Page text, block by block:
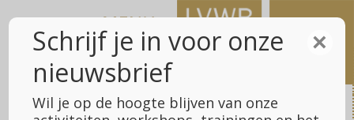
naar
×
Schrijf je in voor onze
nieuwsbrief
Wil je op de hoogte blijven van onze